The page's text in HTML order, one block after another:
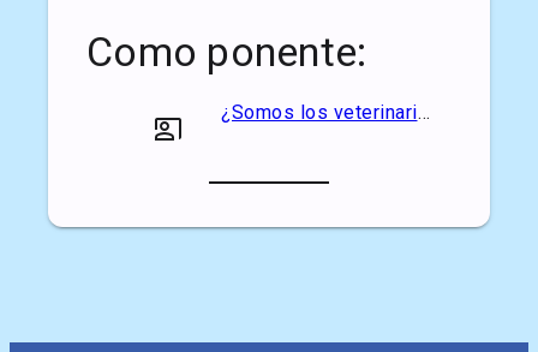
Como ponente:
co_present
¿Somos los veterinarios responsables de la resistencia bacteriana?